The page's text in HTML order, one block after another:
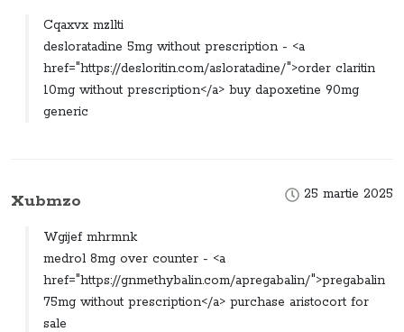
Cqaxvx mzllti
desloratadine 5mg without prescription - <a
href="https://desloritin.com/asloratadine/">order claritin
10mg without prescription</a> buy dapoxetine 90mg
generic
25 martie 2025
Xubmzo
Wgijef mhrmnk
medrol 8mg over counter - <a
href="https://gnmethybalin.com/apregabalin/">pregabalin
75mg without prescription</a> purchase aristocort for
sale